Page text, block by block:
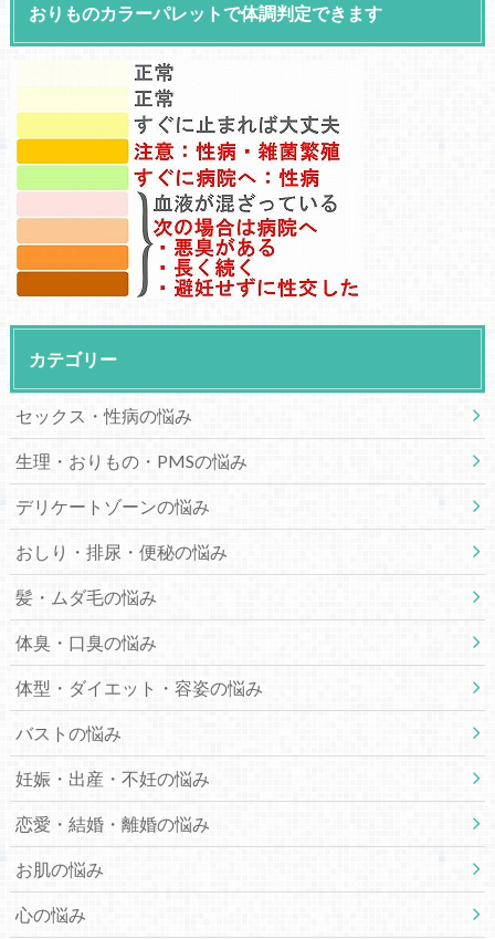
おりものカラーパレットで体調判定できます
カテゴリー
セックス・性病の悩み
生理・おりもの・PMSの悩み
デリケートゾーンの悩み
おしり・排尿・便秘の悩み
髪・ムダ毛の悩み
体臭・口臭の悩み
体型・ダイエット・容姿の悩み
バストの悩み
妊娠・出産・不妊の悩み
恋愛・結婚・離婚の悩み
お肌の悩み
心の悩み